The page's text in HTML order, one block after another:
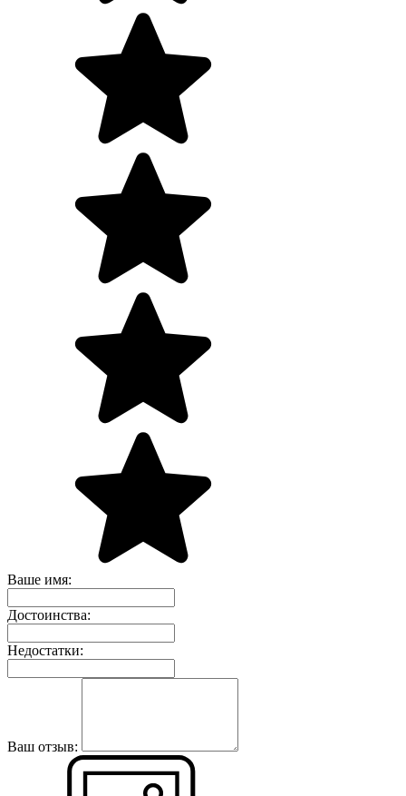
Ваше имя:
Достоинства:
Недостатки:
Ваш отзыв: